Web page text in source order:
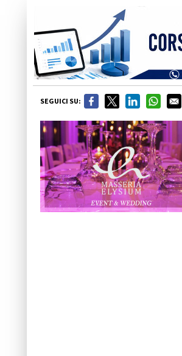
SEGUICI SU: